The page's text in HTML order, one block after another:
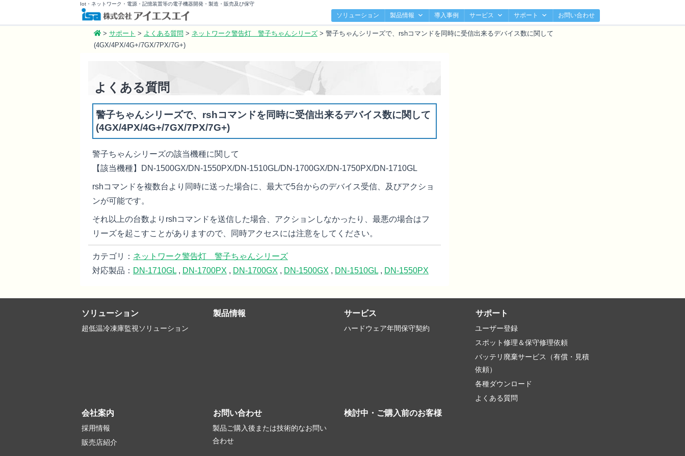
Iot・ネットワーク・電源・記憶装置等の電子機器開発・製造・販売及び保守
ソリューション 製品情報 導入事例 サービス サポート お問い合わせ
> サポート > よくある質問 > ネットワーク警告灯 警子ちゃんシリーズ> 警子ちゃんシリーズで、rshコマンドを同時に受信出来るデバイス数に関して
(4GX/4PX/4G+/7GX/7PX/7G+)
よくある質問
警子ちゃんシリーズで、rshコマンドを同時に受信出来るデバイス数に関して
(4GX/4PX/4G+/7GX/7PX/7G+)
警子ちゃんシリーズの該当機種に関して
【該当機種】DN-1500GX/DN-1550PX/DN-1510GL/DN-1700GX/DN-1750PX/DN-1710GL
rshコマンドを複数台より同時に送った場合に、最大で5台からのデバイス受信、及びアクショ
ンが可能です。
それ以上の台数よりrshコマンドを送信した場合、アクションしなかったり、最悪の場合はフ
リーズを起こすことがありますので、同時アクセスには注意をしてください。
カテゴリ： ネットワーク警告灯 警子ちゃんシリーズ
対応製品： DN-1710GL , DN-1700PX , DN-1700GX , DN-1500GX , DN-1510GL , DN-1550PX
ソリューション
超低温冷凍庫監視ソリューション
製品情報 サービス
ハードウェア年間保守契約
サポート
ユーザー登録
スポット修理＆保守修理依頼
バッテリ廃棄サービス（有償・見積
依頼）
各種ダウンロード
よくある質問
会社案内
採用情報
販売店紹介
お問い合わせ
製品ご購入後または技術的なお問い
合わせ
検討中・ご購入前のお客様